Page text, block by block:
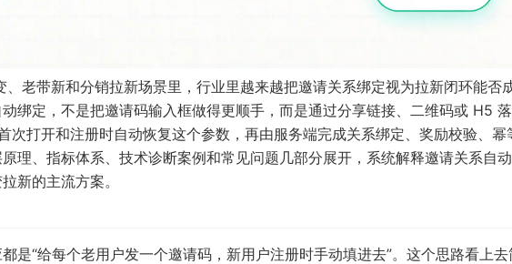
、老带新和分销拉新场景里，行业里越来越把邀请关系绑定视为拉新闭环能否
绑定，不是把邀请码输入框做得更顺手，而是通过分享链接、二维码或 H5
打开和注册时自动恢复这个参数，再由服务端完成关系绑定、奖励校验、幂
理、指标体系、技术诊断案例和常见问题几部分展开，系统解释邀请关系自
新的主流方案。
是“给每个老用户发一个邀请码，新用户注册时手动填进去”。这个思路看上